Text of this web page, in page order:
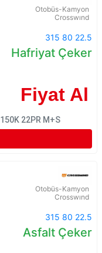
Otobüs-Kamyon
Crosswınd
315 80 22.5
Hafriyat Çeker
Fiyat Al
22PR M+S
Otobüs-Kamyon
Crosswınd
315 80 22.5
Asfalt Çeker